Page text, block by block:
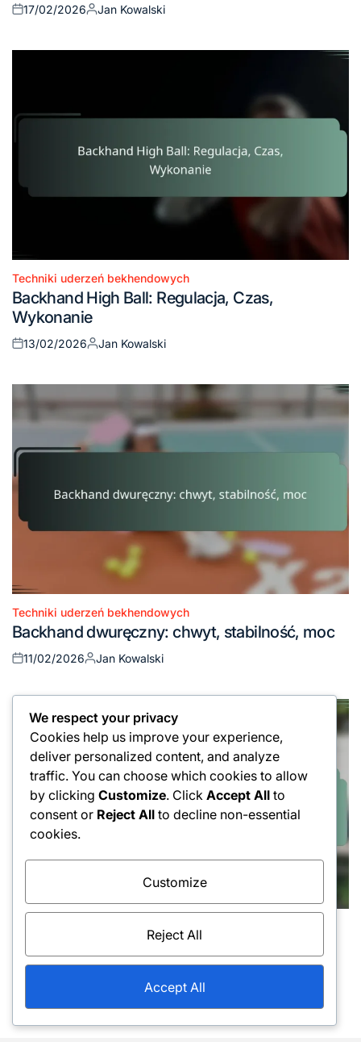
Posted
17/02/2026
Posted
Jan Kowalski
Posted
in
Techniki uderzeń bekhendowych
Backhand High Ball: Regulacja, Czas,
Wykonanie
Posted
13/02/2026
Posted
Jan Kowalski
Posted
in
Techniki uderzeń bekhendowych
Backhand dwuręczny: chwyt, stabilność, moc
Posted
11/02/2026
Posted
Jan Kowalski
Techniki uderzeń bekhendowych
Konsystencja w forehandzie: Ćwiczenie,
Technika, Wykonanie
Jan Kowalski
We respect your privacy
Cookies help us improve your experience,
deliver personalized content, and analyze
traffic. You can choose which cookies to allow
by clicking Customize. Click Accept All to
consent or Reject All to decline non-essential
cookies.
Customize
Reject All
Accept All